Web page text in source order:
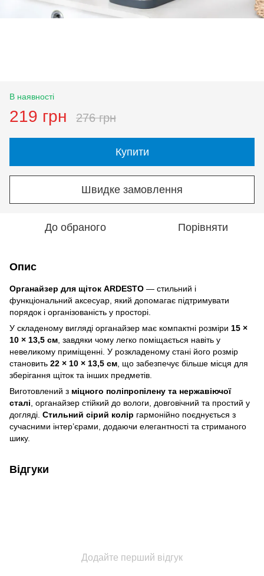
В наявності
219 грн 276 грн
Купити
Швидке замовлення
До обраного Порівняти
Опис
Органайзер для щіток ARDESTO — стильний і
функціональний аксесуар, який допомагає підтримувати
порядок і організованість у просторі.
У складеному вигляді органайзер має компактні розміри 15 ×
10 × 13,5 см , завдяки чому легко поміщається навіть у
невеликому приміщенні. У розкладеному стані його розмір
становить 22 × 10 × 13,5 см , що забезпечує більше місця для
зберігання щіток та інших предметів.
Виготовлений з міцного поліпропілену та нержавіючої
сталі , органайзер стійкий до вологи, довговічний та простий у
догляді. Стильний сірий колір гармонійно поєднується з
сучасними інтер’єрами, додаючи елегантності та стриманого
шику.
Відгуки
Додайте перший відгук